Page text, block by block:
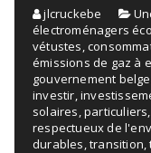
jlcruckebe
électroménagers
vétustes ,
émissions de gaz à
gouvernement belge
investir ,
solaires ,particuliers
respectueux de
durables ,transition ,